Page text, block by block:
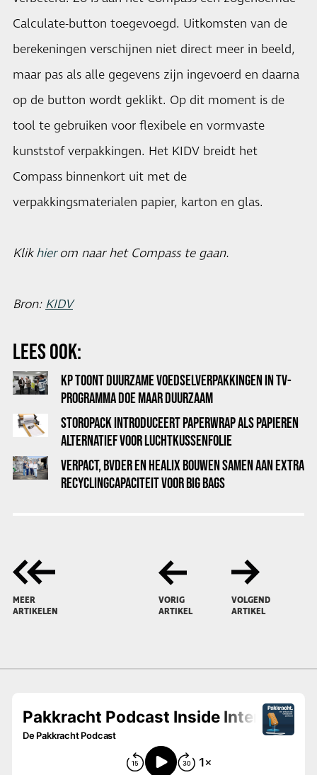
Calculate-button toegevoegd. Uitkomsten van de
berekeningen verschijnen niet direct meer in beeld,
maar pas als alle gegevens zijn ingevoerd en daarna
op de button wordt geklikt. Op dit moment is de
tool te gebruiken voor flexibele en vormvaste
kunststof verpakkingen. Het KIDV breidt het
Compass binnenkort uit met de
verpakkingsmaterialen papier, karton en glas.
Klikhierom naar het Compass te gaan.
Bron:KIDV
LEES OOK:
KP TOONT DUURZAME VOEDSELVERPAKKINGEN IN TV-
PROGRAMMA DOE MAAR DUURZAAM
STOROPACK INTRODUCEERT PAPERWRAP ALS PAPIEREN
ALTERNATIEF VOOR LUCHTKUSSENFOLIE
VERPACT, BVDER EN HEALIX BOUWEN SAMEN AAN EXTRA
RECYCLINGCAPACITEIT VOOR BIG BAGS
MEER
ARTIKELEN
VORIG
ARTIKEL
VOLGEND
ARTIKEL